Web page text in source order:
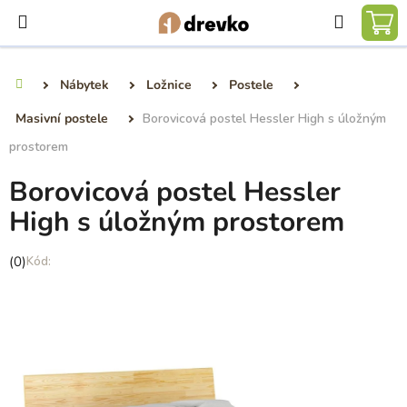
obsah
Hledat
Nábytek Ložnice
Postele
Masivní postele
Borovicová postel Hessler High s úložným
prostorem
Borovicová postel Hessler
High s úložným prostorem
Průměrné
hvězdiček.
(0)